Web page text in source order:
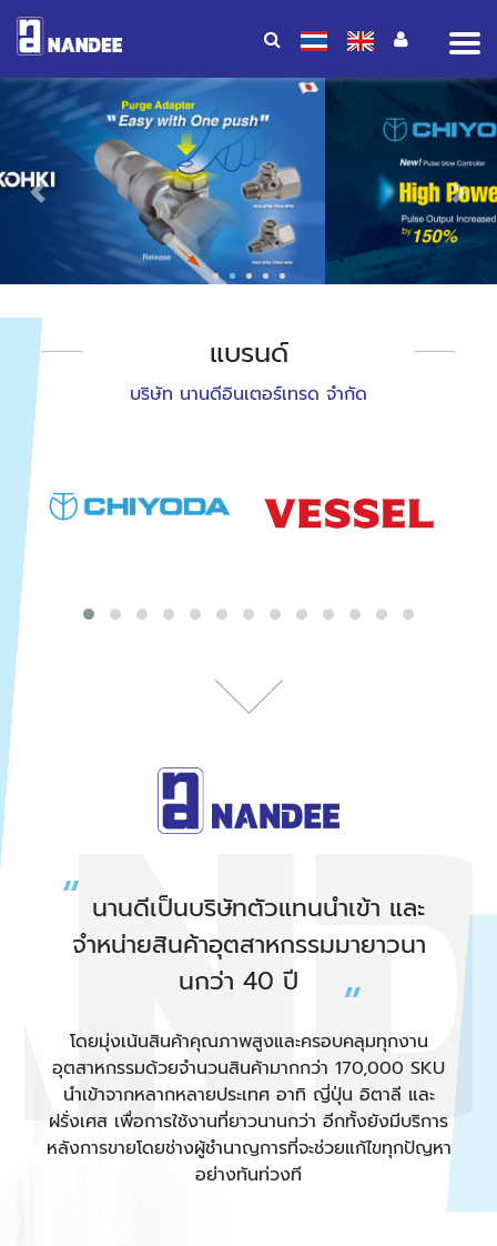
Previous
แบรนด์
บริษัท นานดีอินเตอร์เทรด จำกัด
นานดีเป็นบริษัทตัวแทนนำเข้า และ
จำหน่ายสินค้าอุตสาหกรรมมายาวนา
นกว่า 40 ปี
โดยมุ่งเน้นสินค้าคุณภาพสูงและครอบคลุมทุกงาน
อุตสาหกรรมด้วยจำนวนสินค้ามากกว่า 170,000 SKU
นำเข้าจากหลากหลายประเทศ อาทิ ญี่ปุ่น อิตาลี และ
ฝรั่งเศส เพื่อการใช้งานที่ยาวนานกว่า อีกทั้งยังมีบริการ
หลังการขายโดยช่างผู้ชำนาญการที่จะช่วยแก้ไขทุกปัญหา
อย่างทันท่วงที